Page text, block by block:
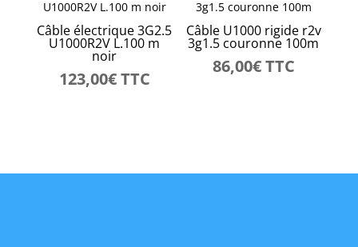
Câble électrique 3G2.5
U1000R2V L.100 m
noir
123,00€TTC
Câble U1000 rigide r2v
3g1.5 couronne 100m
86,00€TTC